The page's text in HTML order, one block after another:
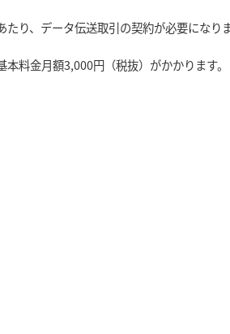
たり、データ伝送取引の契約が必要になり
料金月額3,000円（税抜）がかかります。